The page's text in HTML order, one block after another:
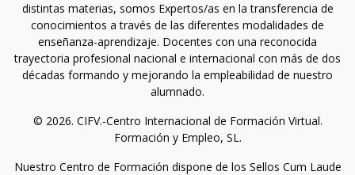
distintas materias, somos Expertos/as en la transferencia de
conocimientos a través de las diferentes modalidades de
enseñanza-aprendizaje. Docentes con una reconocida
trayectoria profesional nacional e internacional con más de dos
décadas formando y mejorando la empleabilidad de nuestro
alumnado.
© 2026. CIFV.-Centro Internacional de Formación Virtual.
Formación y Empleo, SL.
Nuestro Centro de Formación dispone de los Sellos Cum Laude